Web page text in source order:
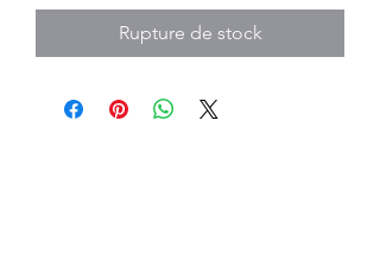
Rupture de stock